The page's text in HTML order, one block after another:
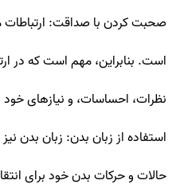
صحبت کردن با صداقت: ارتباطات
است. بنابراین، مهم است که در
نظرات، احساسات، و نیازهای
استفاده از زبان بدن: زبان بدن
حالات و حرکات بدن خود برای